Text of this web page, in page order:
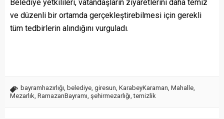
Belediye yetkilileri, vatandaşların ziyaretlerini daha temiz
ve düzenli bir ortamda gerçekleştirebilmesi için gerekli
tüm tedbirlerin alındığını vurguladı.
bayramhazırlığı, belediye, giresun, KarabeyKaraman, Mahalle,
Mezarlık, RamazanBayramı, şehirmezarlığı,temizlik